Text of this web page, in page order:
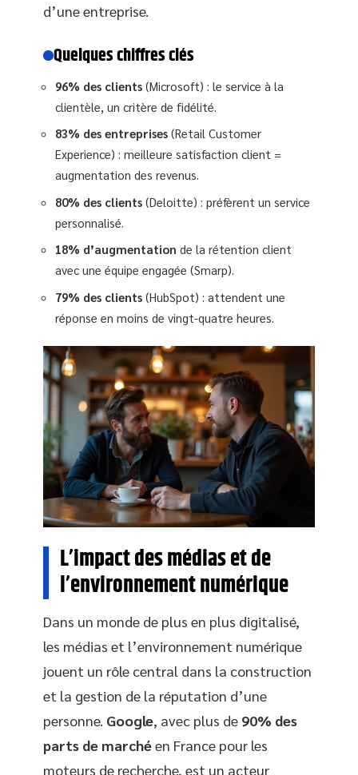
d’une entreprise.
Quelques chiffres clés
96% des clients (Microsoft) : le service à la
clientèle, un critère de fidélité.
83% des entreprises (Retail Customer
Experience) : meilleure satisfaction client =
augmentation des revenus.
80% des clients (Deloitte) : préfèrent un service
personnalisé.
18% d’augmentation de la rétention client
avec une équipe engagée (Smarp).
79% des clients (HubSpot) : attendent une
réponse en moins de vingt-quatre heures.
L’impact des médias et de
l’environnement numérique
Dans un monde de plus en plus digitalisé,
les médias et l’environnement numérique
jouent un rôle central dans la construction
et la gestion de la réputation d’une
personne. Google, avec plus de 90% des
parts de marchéen France pour les
moteurs de recherche, est un acteur